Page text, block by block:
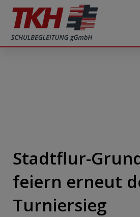
Stadtflur-
feiern erneut
Turniersieg